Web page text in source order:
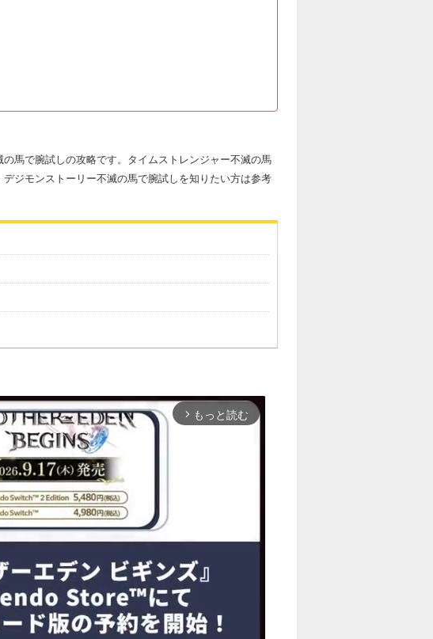
馬で腕試しの攻略です。タイムストレンジャー不滅の馬
ジモンストーリー不滅の馬で腕試しを知りたい方は参考
arrow_forward_ios もっと読む